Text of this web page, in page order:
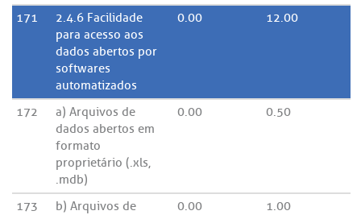
171
2.4.6 Facilidade
para acesso aos
dados abertos por
softwares
automatizados
0.00 12.00
172
a) Arquivos de
dados abertos em
formato
proprietário (.xls,
.mdb)
0.00 0.50
173
b) Arquivos de
0.00 1.00